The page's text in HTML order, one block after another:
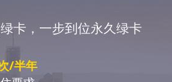
卡，一步到位永久绿卡
/半年